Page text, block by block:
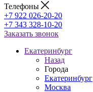
Телефоны
+7 922 026-20-20
+7 343 328-10-20
Заказать звонок
Екатеринбург
Назад
Города
Екатеринбург
Москва